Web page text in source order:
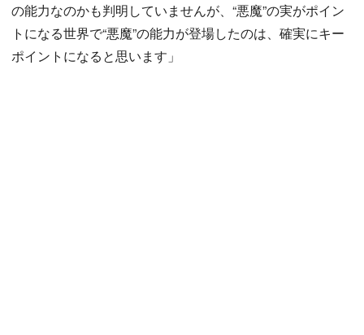
の能力なのかも判明していませんが、“悪魔”の実がポイン
トになる世界で“悪魔”の能力が登場したのは、確実にキー
ポイントになると思います」